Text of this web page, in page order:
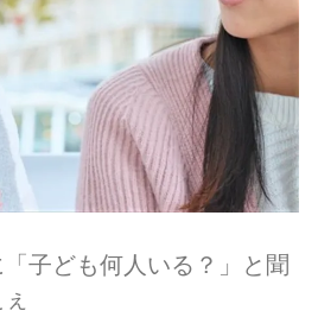
子ども何人いる？」と聞